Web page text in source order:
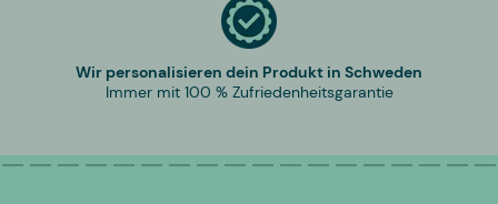
Wir personalisieren dein Produkt in Schweden
Immer mit 100 % Zufriedenheitsgarantie